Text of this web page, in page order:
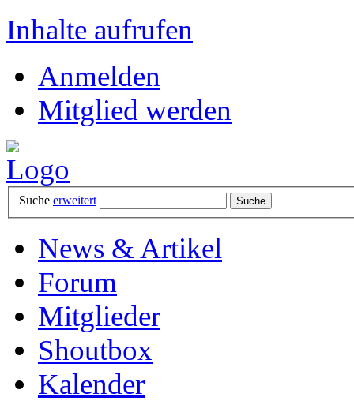
Inhalte aufrufen
Anmelden
Mitglied werden
Suche erweitert
News & Artikel
Forum
Mitglieder
Shoutbox
Kalender